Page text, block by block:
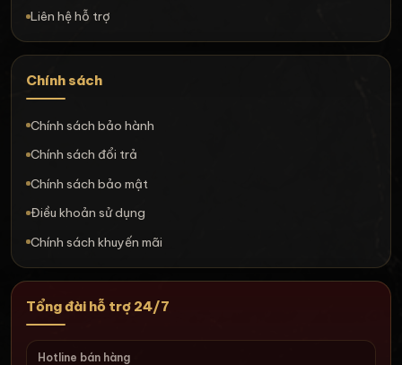
Liên hệ hỗ trợ
Chính sách
Chính sách bảo hành
Chính sách đổi trả
Chính sách bảo mật
Điều khoản sử dụng
Chính sách khuyến mãi
Tổng đài hỗ trợ 24/7
Hotline bán hàng